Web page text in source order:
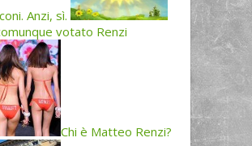
Anzi, sì.
votato Renzi
Chi è Matteo Renzi?